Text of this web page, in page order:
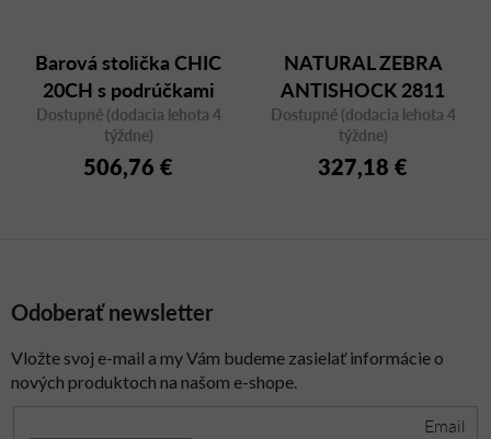
Barová stolička CHIC
20CH s podrúčkami
Dostupné (dodacia lehota 4
týždne)
506,76 €
NATURAL ZEBRA
ANTISHOCK 2811
Dostupné (dodacia lehota 4
týždne)
327,18 €
Odoberať newsletter
Vložte svoj e-mail a my Vám budeme zasielať informácie o
nových produktoch na našom e-shope.
Email